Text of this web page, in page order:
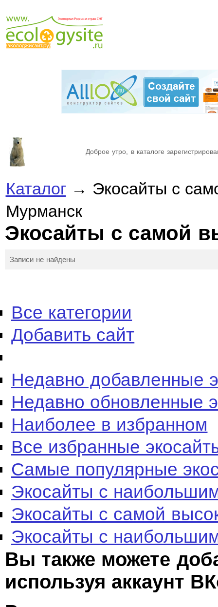
Доброе утро, в каталоге
Каталог→ Экосайты с
Мурманск
Экосайты с самой
Записи не найдены
Все категории
Добавить сайт
Недавно добавленные
Недавно обновленные
Наиболее в избранном
Все избранные
Самые популярные
Экосайты с
Экосайты с самой
Экосайты с
Вы также можете
используя аккаунт